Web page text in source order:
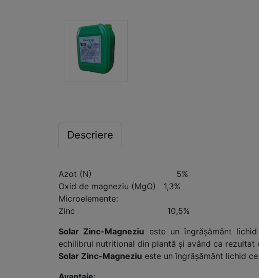
Descriere
Azot (N) 5%
Oxid de magneziu (MgO) 1,3%
Microelemente:
Zinc 10,5%
Solar Zinc-Magneziu este un îngrăşământ
echilibrul nutritional din plantă şi având ca
Solar Zinc-Magneziu este un îngrăşământ lichid